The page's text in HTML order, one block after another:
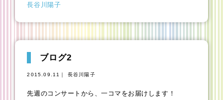
長谷川陽子
ブログ2
2015.09.11｜ 長谷川陽子
先週のコンサートから、一コマをお届けします！